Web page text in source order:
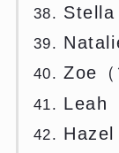
Stella
Zoe（
Leah
Hazel